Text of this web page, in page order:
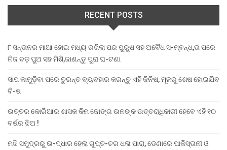
RECENT POSTS
୮ ସନ୍ତାନର ମାଆ ହୋଇ ମଧ୍ୟ ରଖିଲା ପର ପୁରୁଷ ସହ ଅବୈଧ ସ-ମ୍ବନ୍ଧ,ତା ପରେ
ନିଜ ବଡ଼ ପୁଅ ସହ ମିଶି,ଜାଣନ୍ତୁ ପୁରା ଘ-ଟଣା
ସାପ କାମୁଡ଼ିବା ପରେ ତୁରନ୍ତ ବ୍ୟବହାର କରନ୍ତୁ ଏହି ଜିନିଷ, ମୂଳରୁ ଶେଷ ହୋଇଯିବ
ବି-ଷ
ଉତ୍ତର କୋରିଆର ଶାସକ କିମ ଜୋଙ୍ଗ ଉନଙ୍କ ଉତ୍ତରାଧିକାରୀ ହେବେ ଏହି ୧୦
ବର୍ଷର ଝିଅ !
ମଝି ସମୁଦ୍ରରୁ ଉ-ଦ୍ଧାର ହେଲା ଗୁପ୍ତ-ଚର ଧଳା ପାରା, ଡେଣାରେ ପାକିସ୍ତାନୀ ଓ